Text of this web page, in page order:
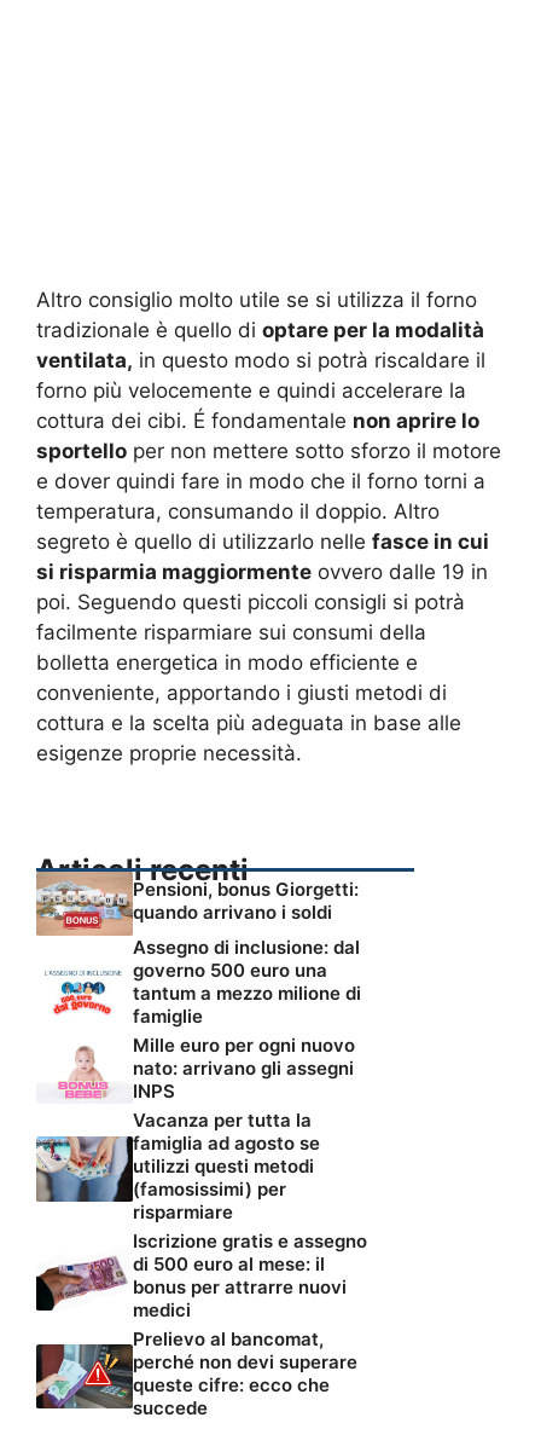
Altro consiglio molto utile se si utilizza il forno
tradizionale è quello di optare per la modalità
ventilata, in questo modo si potrà riscaldare il
forno più velocemente e quindi accelerare la
cottura dei cibi. É fondamentale non aprire lo
sportello per non mettere sotto sforzo il motore
e dover quindi fare in modo che il forno torni a
temperatura, consumando il doppio. Altro
segreto è quello di utilizzarlo nelle fasce in cui
si risparmia maggiormente ovvero dalle 19 in
poi. Seguendo questi piccoli consigli si potrà
facilmente risparmiare sui consumi della
bolletta energetica in modo efficiente e
conveniente, apportando i giusti metodi di
cottura e la scelta più adeguata in base alle
esigenze proprie necessità.
Articoli recenti
Pensioni, bonus Giorgetti:
quando arrivano i soldi
Assegno di inclusione: dal
governo 500 euro una
tantum a mezzo milione di
famiglie
Mille euro per ogni nuovo
nato: arrivano gli assegni
INPS
Vacanza per tutta la
famiglia ad agosto se
utilizzi questi metodi
(famosissimi) per
risparmiare
Iscrizione gratis e assegno
di 500 euro al mese: il
bonus per attrarre nuovi
medici
Prelievo al bancomat,
perché non devi superare
queste cifre: ecco che
succede